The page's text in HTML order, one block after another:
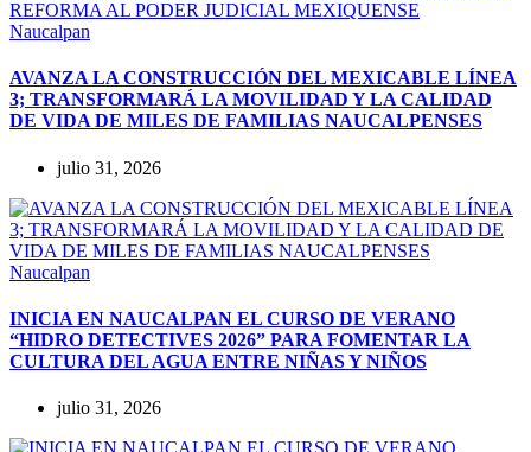
Naucalpan
AVANZA LA CONSTRUCCIÓN DEL MEXICABLE LÍNEA
3; TRANSFORMARÁ LA MOVILIDAD Y LA CALIDAD
DE VIDA DE MILES DE FAMILIAS NAUCALPENSES
julio 31, 2026
Naucalpan
INICIA EN NAUCALPAN EL CURSO DE VERANO
“HIDRO DETECTIVES 2026” PARA FOMENTAR LA
CULTURA DEL AGUA ENTRE NIÑAS Y NIÑOS
julio 31, 2026